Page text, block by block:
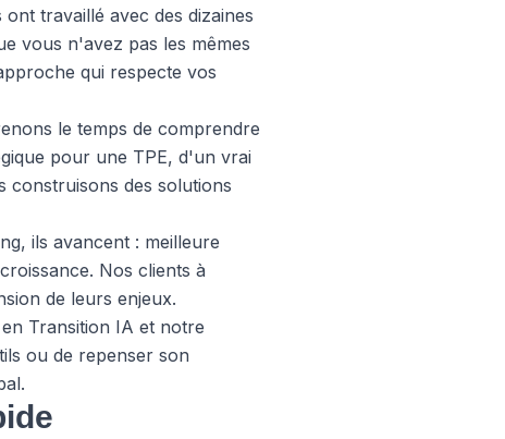
travaillé avec des dizaines
vous n'avez pas les mêmes
qui respecte vos
le temps de comprendre
pour une TPE, d'un vrai
construisons des solutions
ils avancent : meilleure
Nos clients à
de leurs enjeux.
Transition IA et notre
ou de repenser son